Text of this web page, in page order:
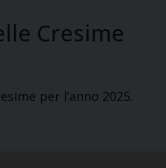
Cresime
per l’anno 2025.